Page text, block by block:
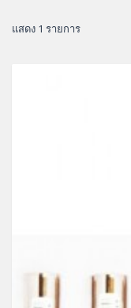
แสดง 1 รายการ